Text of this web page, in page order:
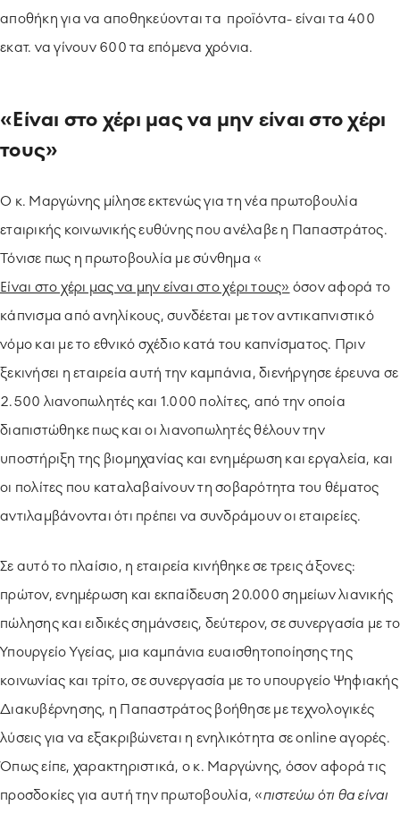
αποθήκη για να αποθηκεύονται τα προϊόντα- είναι τα 400
εκατ. να γίνουν 600 τα επόμενα χρόνια.
«Είναι στο χέρι μας να μην είναι στο χέρι
τους»
Ο κ. Μαργώνης μίλησε εκτενώς για τη νέα πρωτοβουλία
εταιρικής κοινωνικής ευθύνης που ανέλαβε η Παπαστράτος.
Τόνισε πως η πρωτοβουλία με σύνθημα «
Είναι στο χέρι μας να μην είναι στο χέρι τους» όσον αφορά το
κάπνισμα από ανηλίκους, συνδέεται με τον αντικαπνιστικό
νόμο και με το εθνικό σχέδιο κατά του καπνίσματος. Πριν
ξεκινήσει η εταιρεία αυτή την καμπάνια, διενήργησε έρευνα σε
2.500 λιανοπωλητές και 1.000 πολίτες, από την οποία
διαπιστώθηκε πως και οι λιανοπωλητές θέλουν την
υποστήριξη της βιομηχανίας και ενημέρωση και εργαλεία, και
οι πολίτες που καταλαβαίνουν τη σοβαρότητα του θέματος
αντιλαμβάνονται ότι πρέπει να συνδράμουν οι εταιρείες.
Σε αυτό το πλαίσιο, η εταιρεία κινήθηκε σε τρεις άξονες:
πρώτον, ενημέρωση και εκπαίδευση 20.000 σημείων λιανικής
πώλησης και ειδικές σημάνσεις, δεύτερον, σε συνεργασία με το
Υπουργείο Υγείας, μια καμπάνια ευαισθητοποίησης της
κοινωνίας και τρίτο, σε συνεργασία με το υπουργείο Ψηφιακής
Διακυβέρνησης, η Παπαστράτος βοήθησε με τεχνολογικές
λύσεις για να εξακριβώνεται η ενηλικότητα σε online αγορές.
Όπως είπε, χαρακτηριστικά, ο κ. Μαργώνης, όσον αφορά τις
προσδοκίες για αυτή την πρωτοβουλία, «πιστεύω ότι θα είναι